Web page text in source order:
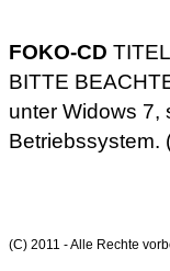
FOKO-CD
BITTE
unter Widows 7,
Betriebssystem.
(C) 2011 - Alle Rechte